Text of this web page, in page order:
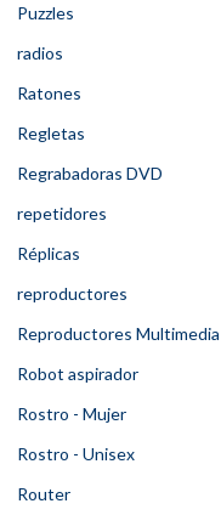
Puzzles
radios
Ratones
Regletas
Regrabadoras DVD
repetidores
Réplicas
reproductores
Reproductores Multimedia
Robot aspirador
Rostro - Mujer
Rostro - Unisex
Router